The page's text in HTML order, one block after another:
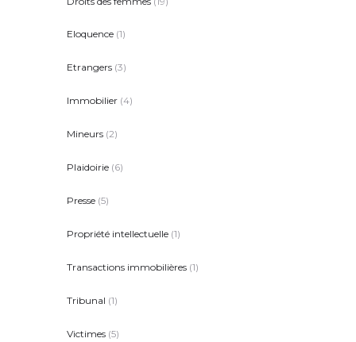
Eloquence (1)
Etrangers (3)
Immobilier (4)
Mineurs (2)
Plaidoirie (6)
Presse (5)
Propriété intellectuelle (1)
Transactions immobilières (1)
Tribunal (1)
Victimes (5)